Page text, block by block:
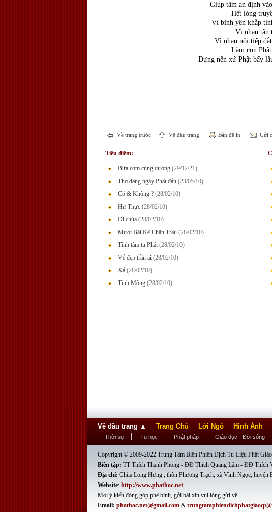
Giúp tâm an định
Hết lòng truyền
Vì bình yên khắp
Vì nhau tận
Vì nhau nối tiếp
Làm con Phật
Dựng nên xứ Phật bấy
Về trang trước Về đầu trang Bản để in Gửi
Tiêu điểm:
Bữa cơm cúng dường (29/12/21)
Thơ dâng ngày Phật đản (23/05/10)
Có & Không ? (28/02/10)
Hư Thực (28/02/10)
Ði chùa (28/02/10)
Mười Bài Kệ Chăn Trâu (28/02/10)
Tĩnh tâm tu Phật (28/02/10)
Vẻ đẹp trần ai (28/02/10)
Xả (28/02/10)
Tỉnh Mộng (28/02/10)
Về đầu trang ▲ Trang Chủ Lời Ngỏ Hình Ảnh
Thời sự Tu học Phật pháp Giáo dục - Đời sống
Copyright © 2009-2022 Trung Tâm Biên Phiên Dịch Tư Liệu Phật
Biên tập: TT Thích Thanh Phong - ĐĐ Thích Quảng Lâm - ĐĐ Thích
Địa chỉ: Chùa Long Hưng , thôn Phương Trạch, xã Vĩnh Ngọc, huyện
Website: http://www.phathoc.net
Mọi ý kiến đóng góp phê bình, gởi bài xin vui lòng gửi về
Email: phathoc.net@gmail.com &